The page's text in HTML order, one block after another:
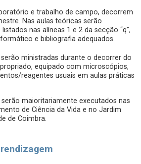
e trabalho de campo, decorrem
Nas aulas teóricas serão
nas alíneas 1 e 2 da secção “q”,
e bibliografia adequados.
ministradas durante o decorrer do
equipado com microscópios,
reagentes usuais em aulas práticas
maioritariamente executados nas
de Ciência da Vida e no Jardim
de Coimbra.